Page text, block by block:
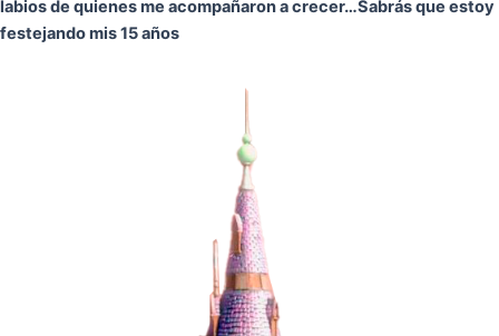
labios de quienes me acompañaron a crecer…Sabrás que estoy
festejando mis 15 años